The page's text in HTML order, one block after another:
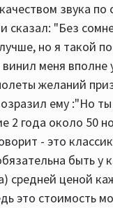
звука по
сказал: "Без
но я такой
винил меня вполне
желаний
ему :"Но
2 года около 50
- это
быть у
средней ценой
это стоимость